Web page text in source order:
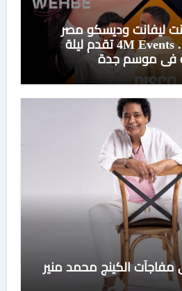
ليفانت وديسكو مصر
يشعلون «فورها».. 4M Events تقدم ليلة
في موسم جدة
مفاجآت الكينج محمد منير